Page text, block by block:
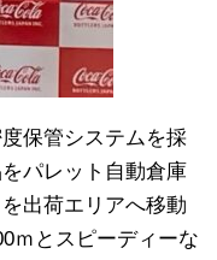
保管システムを採
パレット自動倉庫
出荷エリアへ移動
ｍとスピーディーな